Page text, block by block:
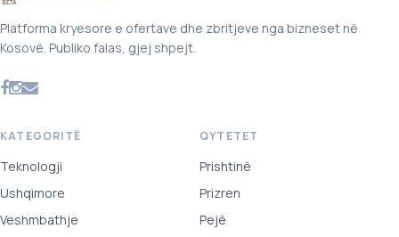
Platforma kryesore e ofertave dhe zbritjeve nga bizneset në
Kosovë. Publiko falas, gjej shpejt.
KATEGORITË
Teknologji
Ushqimore
Veshmbathje
QYTETET
Prishtinë
Prizren
Pejë